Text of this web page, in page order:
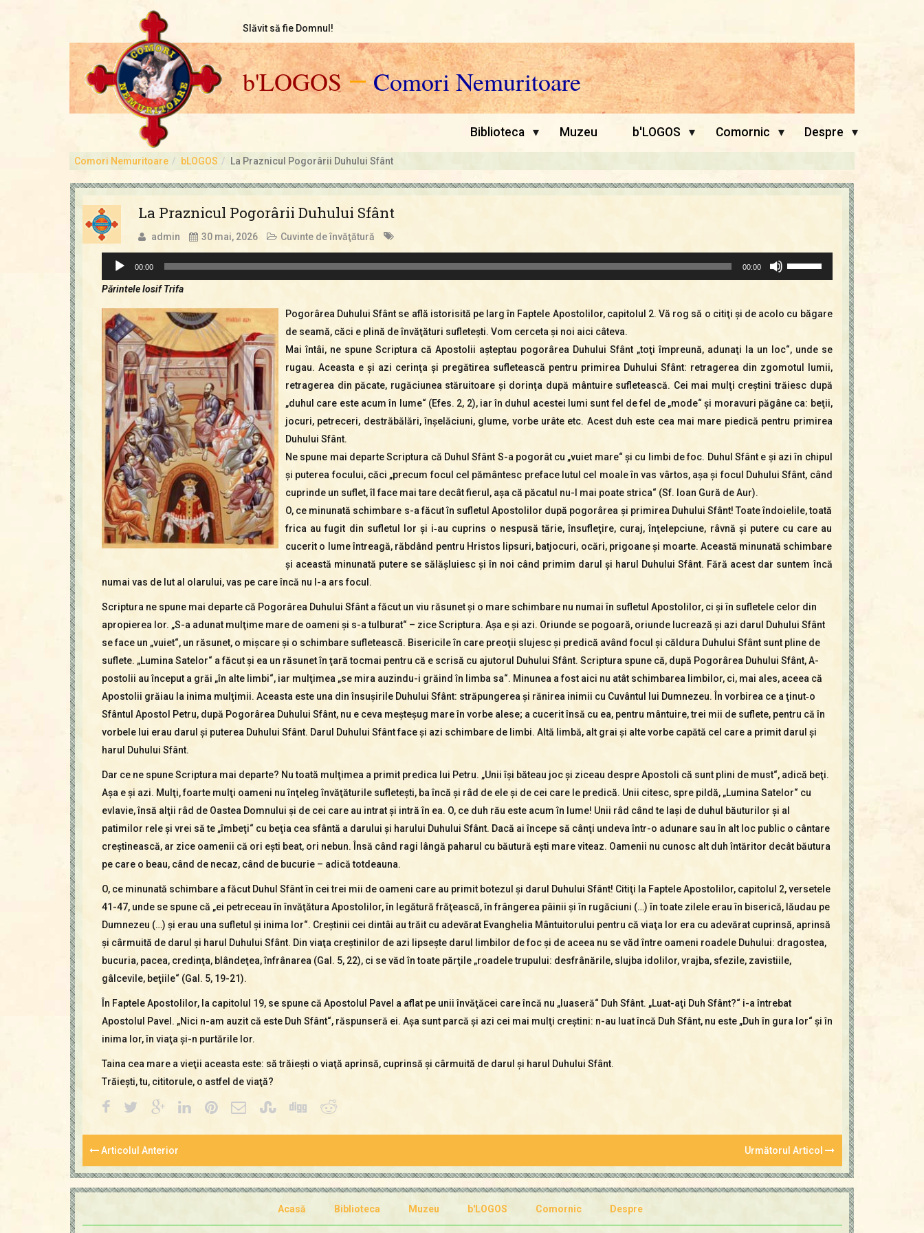
Slăvit să fie Domnul!
b'LOGOS—Comori Nemuritoare
Biblioteca ▾ Muzeu b'LOGOS ▾ Comornic ▾ Despre ▾
Comori Nemuritoare bLOGOS La Praznicul Pogorârii Duhului Sfânt
La Praznicul Pogorârii Duhului Sfânt
admin 30 mai, 2026 Cuvinte de învăţătură
Player
audio
00:00 00:00
tastele
sus/jos
a
mări
sau
micșora
volumul.
Părintele Iosif Trifa
Pogorârea Duhului Sfânt se află istorisită pe larg în Faptele Apostolilor, capitolul 2. Vă rog să o citiţi şi de acolo cu băgare
de seamă, căci e plină de învăţături sufleteşti. Vom cerceta şi noi aici câteva.
Mai întâi, ne spune Scriptura că Apostolii aşteptau pogorârea Duhului Sfânt „toţi împreună, adunaţi la un loc“, unde se
rugau. Aceasta e şi azi cerinţa şi pregătirea sufletească pentru primirea Duhului Sfânt: retragerea din zgomotul lumii,
retragerea din păcate, rugăciunea stăruitoare şi dorinţa după mântuire sufletească. Cei mai mulţi creştini trăiesc după
„duhul care este acum în lume“ (Efes. 2, 2), iar în duhul acestei lumi sunt fel de fel de „mode“ şi moravuri păgâne ca: beţii,
jocuri, petreceri, destrăbălări, înşelăciuni, glume, vorbe urâte etc. Acest duh este cea mai mare piedică pentru primirea
Duhului Sfânt.
Ne spune mai departe Scriptura că Duhul Sfânt S-a pogorât cu „vuiet mare“ şi cu limbi de foc. Duhul Sfânt e şi azi în chipul
şi puterea focului, căci „precum focul cel pământesc preface lutul cel moale în vas vârtos, aşa şi focul Duhului Sfânt, când
cuprinde un suflet, îl face mai tare decât fierul, aşa că păcatul nu-l mai poate strica“ (Sf. Ioan Gură de Aur).
O, ce minunată schimbare s-a făcut în sufletul Apostolilor după pogorârea şi primirea Duhului Sfânt! Toate îndoielile, toată
frica au fugit din sufletul lor şi i‑au cuprins o nespusă tărie, însufleţire, curaj, înţelepciu­ne, râvnă şi putere cu care au
cucerit o lume întreagă, răbdând pentru Hristos lipsuri, batjocuri, ocări, prigoane şi moarte. Această minunată schimbare
şi această minunată putere se sălăşluiesc şi în noi când primim darul şi harul Duhului Sfânt. Fără acest dar suntem încă
numai vas de lut al olarului, vas pe care încă nu l-a ars focul.
Scriptura ne spune mai departe că Pogorârea Duhului Sfânt a făcut un viu răsunet şi o mare schimbare nu numai în sufletul Apostolilor, ci şi în sufletele celor din
apropierea lor. „S-a adunat mulţime mare de oameni şi s-a tulburat“ – zice Scriptura. Aşa e şi azi. Oriunde se pogoară, oriunde lucrează şi azi darul Duhului Sfânt
se face un „vuiet“, un răsunet, o mişcare şi o schimbare sufletească. Bisericile în care preoţii slujesc şi predică având focul şi căldura Duhului Sfânt sunt pline de
suflete. „Lumina Satelor“ a făcut şi ea un răsunet în ţară tocmai pentru că e scrisă cu ajutorul Duhului Sfânt. Scriptura spune că, după Pogorârea Duhului Sfânt, A­
postolii au început a grăi „în alte limbi“, iar mulţimea „se mira auzindu-i grăind în limba sa“. Minunea a fost aici nu atât schimbarea limbilor, ci, mai ales, aceea că
Apostolii grăiau la inima mulţimii. Aceasta este una din însuşirile Duhului Sfânt: străpungerea şi rănirea inimii cu Cuvântul lui Dumnezeu. În vorbirea ce a ţinut‑o
Sfântul Apostol Petru, după Pogorârea Duhului Sfânt, nu e ceva meşteşug mare în vorbe alese; a cucerit însă cu ea, pentru mântuire, trei mii de suflete, pentru că în
vorbele lui erau darul şi puterea Duhului Sfânt. Darul Duhului Sfânt face şi azi schimbare de limbi. Altă limbă, alt grai şi alte vorbe capătă cel care a primit darul şi
harul Duhului Sfânt.
Dar ce ne spune Scriptura mai departe? Nu toată mulţimea a primit predica lui Petru. „Unii îşi băteau joc şi ziceau despre Apostoli că sunt plini de must“, adică beţi.
Aşa e şi azi. Mulţi, foarte mulţi oameni nu înţeleg învăţăturile sufleteşti, ba încă şi râd de ele şi de cei care le predică. Unii citesc, spre pildă, „Lu­mina Satelor“ cu
evlavie, însă alţii râd de Oastea Domnului şi de cei care au intrat şi intră în ea. O, ce duh rău este acum în lume! Unii râd când te laşi de duhul băuturilor şi al
patimilor rele şi vrei să te „îmbeţi“ cu beţia cea sfântă a darului şi harului Duhului Sfânt. Dacă ai începe să cânţi undeva într-o adunare sau în alt loc public o cântare
creştinească, ar zice oamenii că ori eşti beat, ori nebun. Însă când ragi lângă paharul cu băutură eşti mare viteaz. Oamenii nu cunosc alt duh întăritor decât băutura
pe care o beau, când de necaz, când de bucurie – adică totdeauna.
O, ce minunată schimbare a făcut Duhul Sfânt în cei trei mii de oameni care au primit botezul şi darul Duhului Sfânt! Citiţi la Faptele Apostolilor, capitolul 2, versetele
41-47, unde se spune că „ei petreceau în învăţătura Apostolilor, în legătură frăţească, în frângerea pâinii şi în rugăciuni (…) în toate zilele erau în biserică, lăudau pe
Dumnezeu (…) şi erau una sufletul şi inima lor“. Creştinii cei dintâi au trăit cu adevărat Evanghelia Mântuitorului pentru că viaţa lor era cu adevărat cuprinsă, aprinsă
şi cârmuită de darul şi harul Duhului Sfânt. Din viaţa creştinilor de azi lipseşte darul limbilor de foc şi de aceea nu se văd între oameni roadele Duhului: dragostea,
bucuria, pacea, credinţa, blândeţea, înfrânarea (Gal. 5, 22), ci se văd în toate părţile „roadele trupului: desfrânările, slujba idolilor, vrajba, sfezile, zavistiile,
gâlcevile, beţiile“ (Gal. 5, 19-21).
În Faptele Apostolilor, la capitolul 19, se spune că Apostolul Pavel a aflat pe unii învăţăcei care încă nu „luaseră“ Duh Sfânt. „Luat-aţi Duh Sfânt?“ i-a întrebat
Apostolul Pavel. „Nici n-am auzit că este Duh Sfânt“, răspunseră ei. Aşa sunt parcă şi azi cei mai mulţi creştini: n-au luat încă Duh Sfânt, nu este „Duh în gura lor“ şi în
inima lor, în viaţa şi-n purtările lor.
Taina cea mare a vieţii aceasta este: să trăieşti o via­­ţă aprinsă, cuprinsă şi cârmuită de darul şi harul Duhului Sfânt.
Trăieşti, tu, cititorule, o astfel de viaţă?
Articolul Anterior Următorul Articol
Acasă Biblioteca Muzeu b'LOGOS Comornic Despre